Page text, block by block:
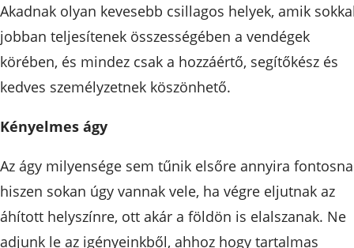
Akadnak olyan kevesebb csillagos helyek, amik
jobban teljesítenek összességében a vendégek
körében, és mindez csak a hozzáértő, segítőkész és
kedves személyzetnek köszönhető.
Kényelmes ágy
Az ágy milyensége sem tűnik elsőre annyira
hiszen sokan úgy vannak vele, ha végre eljutnak az
áhított helyszínre, ott akár a földön is elalszanak. Ne
adjunk le az igényeinkből, ahhoz hogy tartalmas